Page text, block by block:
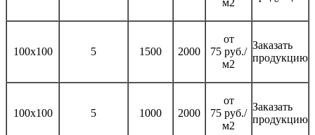
м2
100х100 5 1500 2000
от
75 руб./
м2
Заказать
продукцию
100х100 5 1000 2000
от
75 руб./
м2
Заказать
продукцию